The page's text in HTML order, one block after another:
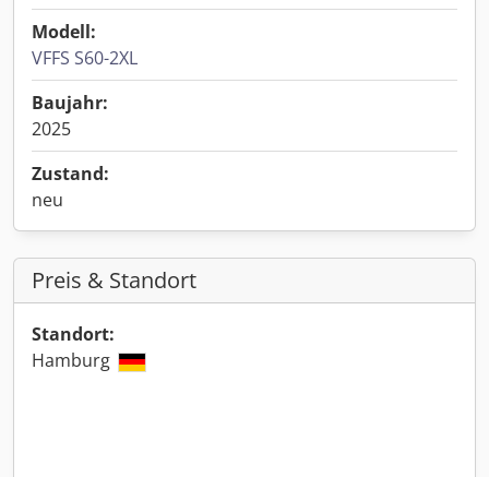
Modell:
VFFS S60-2XL
Baujahr:
2025
Zustand:
neu
Preis & Standort
Standort:
Hamburg